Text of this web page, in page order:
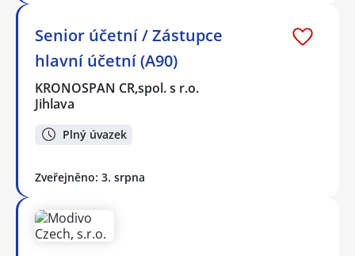
Senior účetní / Zástupce
hlavní účetní (A90)
KRONOSPAN CR,spol. s r.o.
Jihlava
Plný úvazek
Zveřejněno: 3. srpna